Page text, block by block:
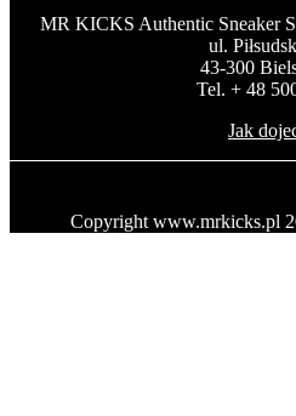
MR KICKS Authentic Sneaker
ul.
43-300
Tel. + 48
Jak
Copyright www.mrkicks.pl